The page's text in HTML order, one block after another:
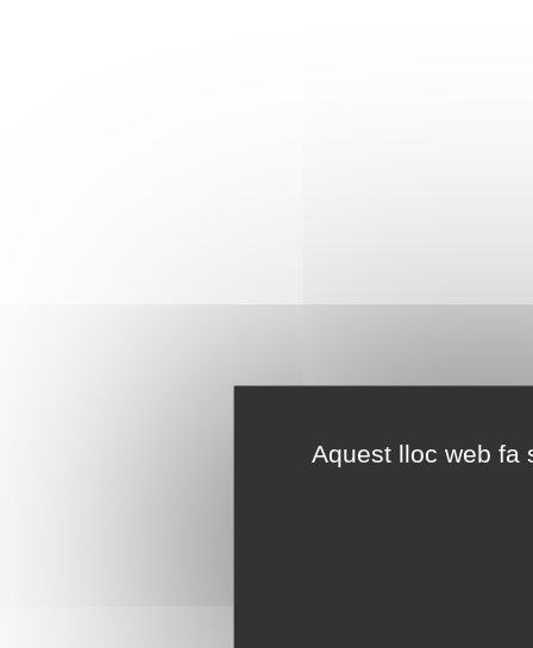
Aquest lloc web fa